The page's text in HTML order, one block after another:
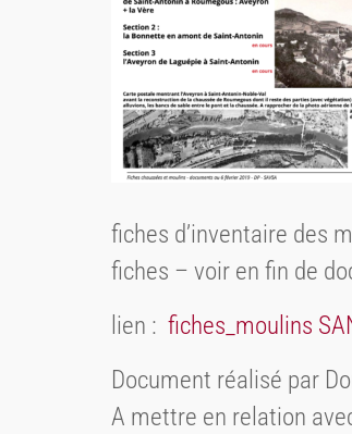
fiches d’inventaire des
fiches – voir en fin de
lien : fiches_moulins
Document réalisé par
A mettre en relation